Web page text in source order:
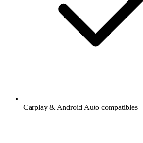
Carplay & Android Auto compatibles